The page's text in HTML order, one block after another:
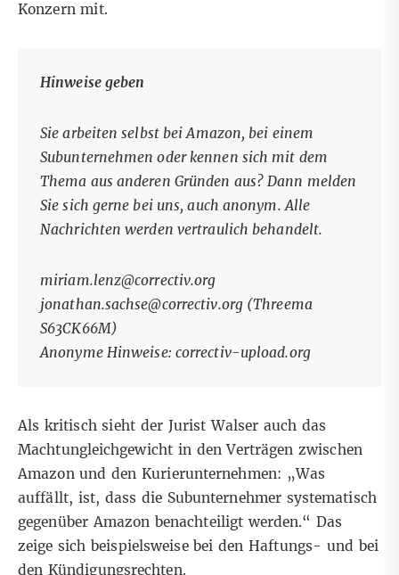
Konzern mit.
Hinweise geben
Sie arbeiten selbst bei Amazon, bei einem
Subunternehmen oder kennen sich mit dem
Thema aus anderen Gründen aus? Dann melden
Sie sich gerne bei uns, auch anonym. Alle
Nachrichten werden vertraulich behandelt.
miriam.lenz@correctiv.org
jonathan.sachse@correctiv.org(Threema
S63CK66M)
Anonyme Hinweise: correctiv-upload.org
Als kritisch sieht der Jurist Walser auch das
Machtungleichgewicht in den Verträgen zwischen
Amazon und den Kurierunternehmen: „Was
auffällt, ist, dass die Subunternehmer systematisch
gegenüber Amazon benachteiligt werden.“ Das
zeige sich beispielsweise bei den Haftungs- und bei
den Kündigungsrechten.